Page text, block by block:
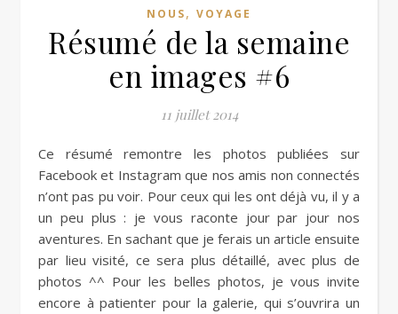
NOUS, VOYAGE
Résumé de la semaine
en images #6
11 juillet 2014
Ce résumé remontre les photos publiées sur
Facebook et Instagram que nos amis non connectés
n’ont pas pu voir. Pour ceux qui les ont déjà vu, il y a
un peu plus : je vous raconte jour par jour nos
aventures. En sachant que je ferais un article ensuite
par lieu visité, ce sera plus détaillé, avec plus de
photos ^^ Pour les belles photos, je vous invite
encore à patienter pour la galerie, qui s’ouvrira un